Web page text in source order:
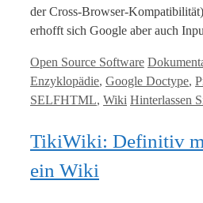
der Cross-Browser-
erhofft sich Google aber auch
Kategorien
Open Source Software Tags
Enzyklopädie, Google Doctype,
SELFHTML, Wiki Hinterlassen
TikiWiki: Definitiv
ein Wiki